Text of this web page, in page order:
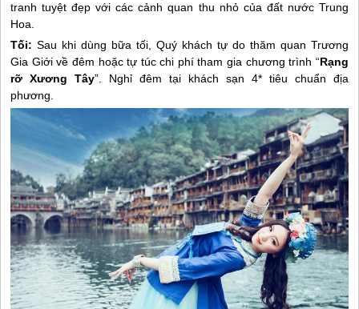
tranh tuyệt đẹp với các cảnh quan thu nhỏ của đất nước Trung
Hoa.
Tối:Sau khi dùng bữa tối, Quý khách tự do thăm quan Trương
Gia Giới về đêm hoặc tự túc chi phí tham gia chương trình “Rạng
rỡ Xương Tây”. Nghỉ đêm tại khách sạn 4* tiêu chuẩn địa
phương.